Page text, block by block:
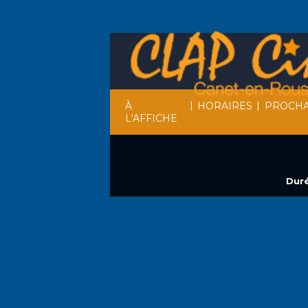
À
L'AFFICHE
| HORAIRES |